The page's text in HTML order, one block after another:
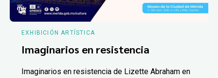
EXHIBICIÓN ARTÍSTICA
Imaginarios en resistencia
Imaginarios en resistencia de Lizette Abraham en